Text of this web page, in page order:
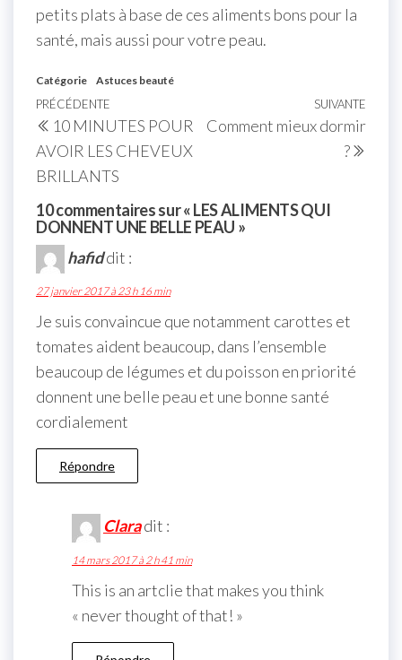
petits plats à base de ces aliments bons pour la
santé, mais aussi pour votre peau.
Catégorie Astuces beauté
PRÉCÉDENTE
10 MINUTES POUR
AVOIR LES CHEVEUX
BRILLANTS
SUIVANTE
Comment mieux dormir
?
10 commentaires sur « LES ALIMENTS QUI
DONNENT UNE BELLE PEAU »
hafiddit :
27 janvier 2017 à 23 h 16 min
Je suis convaincue que notamment carottes et
tomates aident beaucoup, dans l’ensemble
beaucoup de légumes et du poisson en priorité
donnent une belle peau et une bonne santé
cordialement
Répondre
Claradit :
14 mars 2017 à 2 h 41 min
This is an artclie that makes you think
« never thought of that! »